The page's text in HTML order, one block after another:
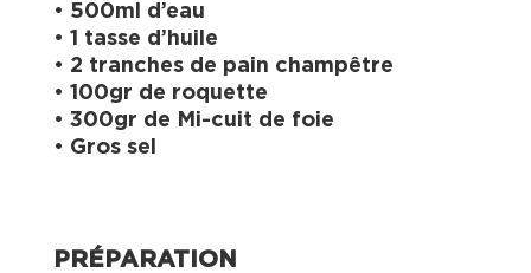
• 500ml d’eau
• 1 tasse d’huile
• 2 tranches de pain champêtre
• 100gr de roquette
• 300gr de Mi-cuit de foie
• Gros sel
PRÉPARATION